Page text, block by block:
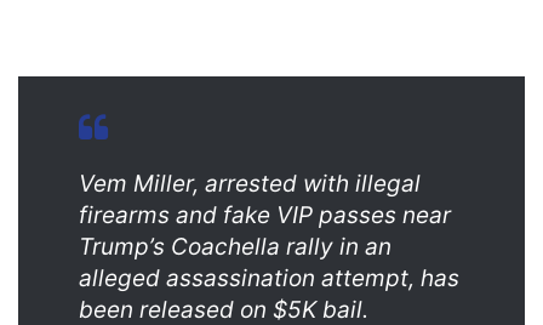
Vem Miller, arrested with illegal
firearms and fake VIP passes near
Trump’s Coachella rally in an
alleged assassination attempt, has
been released on $5K bail.